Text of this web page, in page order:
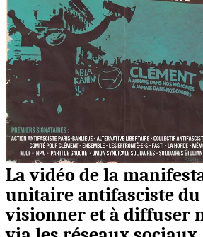
La vidéo de la
unitaire antifasciste du
visionner et à diffuser